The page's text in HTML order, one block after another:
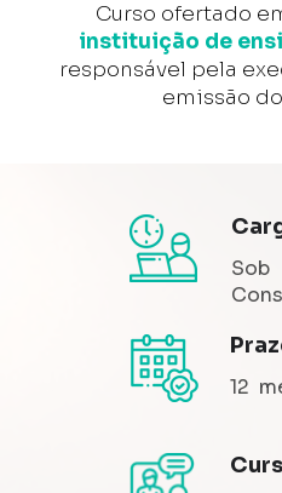
Curso ofertado
instituição de
responsável pela
emissão
Sob
12